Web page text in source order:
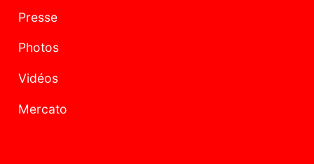
Presse
Photos
Vidéos
Mercato